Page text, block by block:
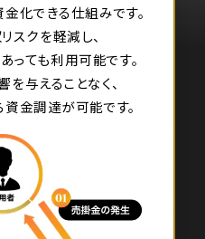
化できる仕組みです。
スクを軽減し、
っても利用可能です。
与えることなく、
金調達が可能です。